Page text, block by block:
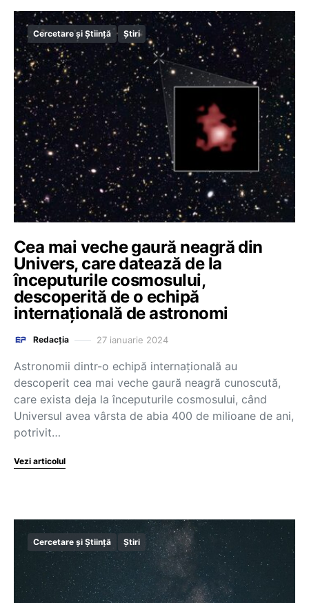
Cercetare și Știință Știri
Cea mai veche gaură neagră din
Univers, care datează de la
începuturile cosmosului,
descoperită de o echipă
internațională de astronomi
Redacția 27 ianuarie 2024
Astronomii dintr-o echipă internaţională au
descoperit cea mai veche gaură neagră cunoscută,
care exista deja la începuturile cosmosului, când
Universul avea vârsta de abia 400 de milioane de ani,
potrivit…
Vezi articolul
Cercetare și Știință Știri